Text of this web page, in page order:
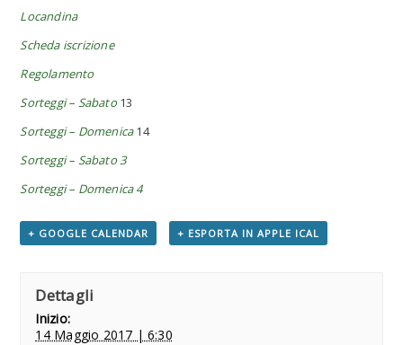
Locandina
Scheda iscrizione
Regolamento
Sorteggi – Sabato13
Sorteggi – Domenica14
Sorteggi – Sabato 3
Sorteggi – Domenica 4
+ GOOGLE CALENDAR + ESPORTA IN APPLE ICAL
Dettagli
Inizio:
14 Maggio 2017 | 6:30